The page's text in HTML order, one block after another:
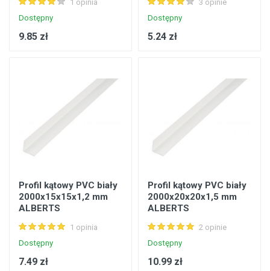
1 opinia
Dostępny
9.85 zł
3 opinie
Dostępny
5.24 zł
Profil kątowy PVC biały
2000x15x15x1,2 mm
ALBERTS
1 opinia
Dostępny
7.49 zł
Profil kątowy PVC biały
2000x20x20x1,5 mm
ALBERTS
2 opinie
Dostępny
10.99 zł